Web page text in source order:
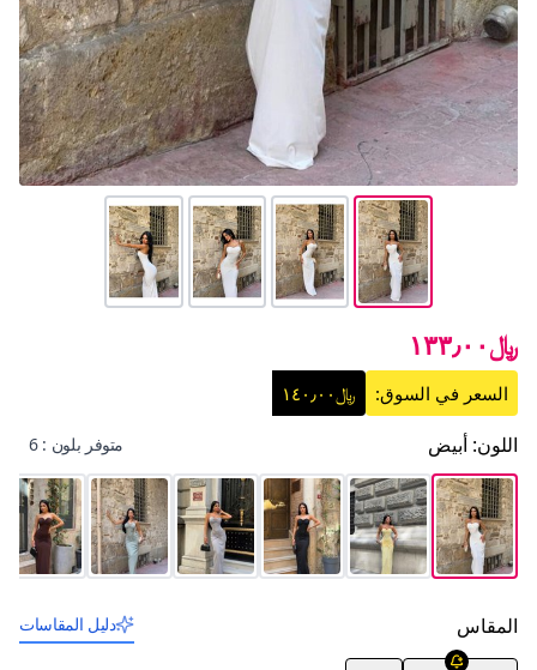
﷼١٣٣٫٠٠
السعر في السوق: ﷼١٤٠٫٠٠
اللون: أبيض متوفر بلون : 6
المقاس دليل المقاسات